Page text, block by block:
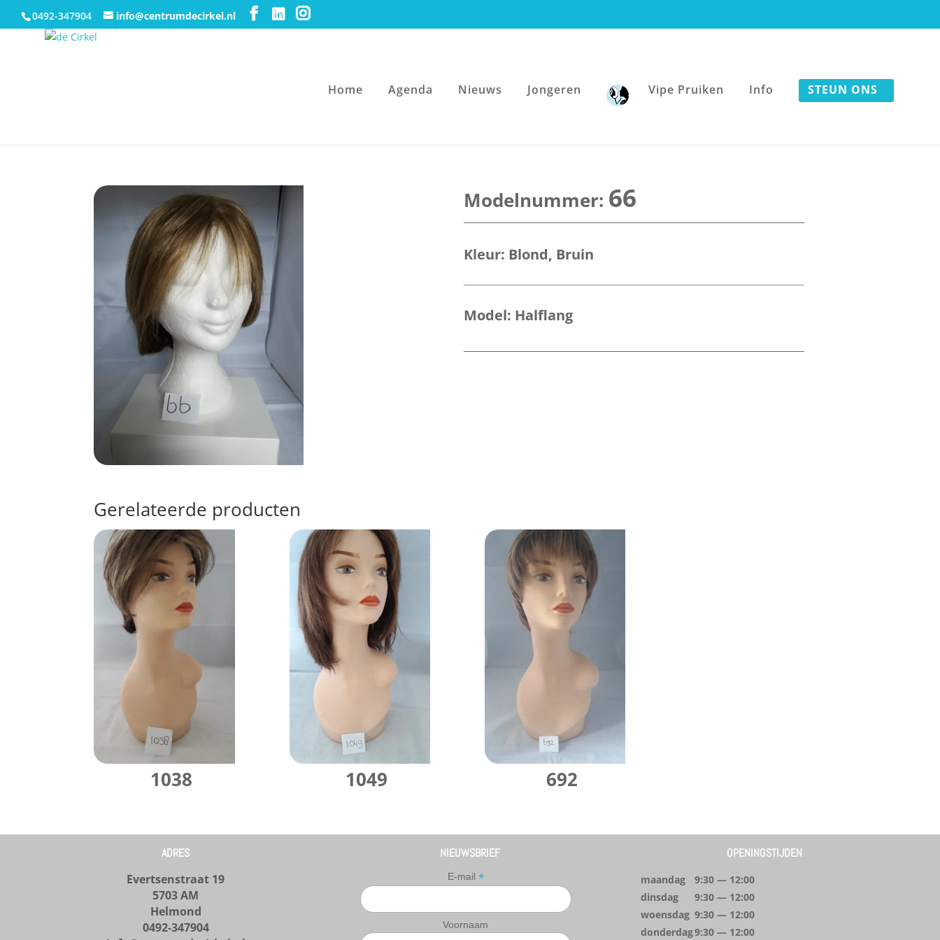
0492-347904 info@centrumdecirkel.nl
Home Agenda Nieuws Jongeren Vipe Pruiken Info STEUN ONS
66
Kleur: Blond, Bruin
Model: Halflang
Gerelateerde producten
1038 1049 692
ADRES
Evertsenstraat 19
5703 AM
Helmond
0492-347904
NIEUWSBRIEF
E-mail *
Voornaam
OPENINGSTIJDEN
maandag
9:30 — 12:00
dinsdag
9:30 — 12:00
woensdag 9:30 — 12:00
donderdag9:30 — 12:00